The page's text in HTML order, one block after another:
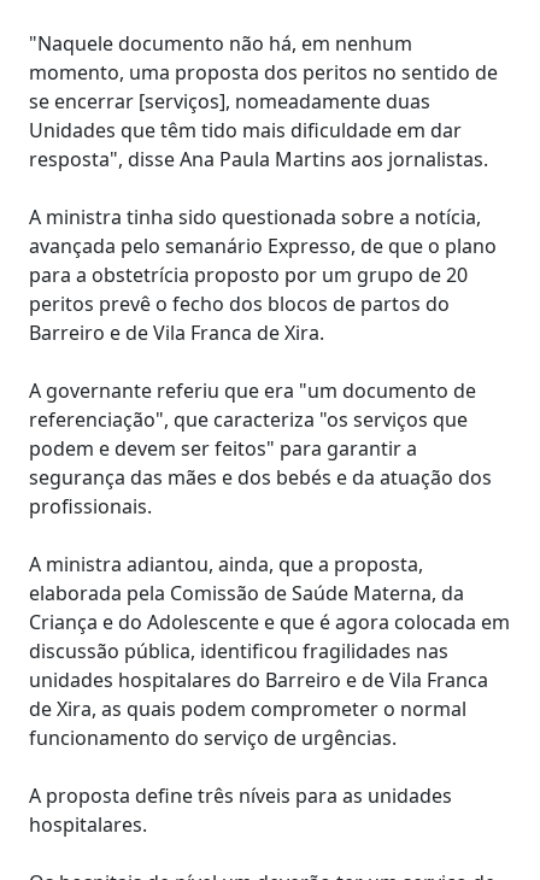
"Naquele documento não há, em nenhum
momento, uma proposta dos peritos no sentido de
se encerrar [serviços], nomeadamente duas
Unidades que têm tido mais dificuldade em dar
resposta", disse Ana Paula Martins aos jornalistas.
A ministra tinha sido questionada sobre a notícia,
avançada pelo semanário Expresso, de que o plano
para a obstetrícia proposto por um grupo de 20
peritos prevê o fecho dos blocos de partos do
Barreiro e de Vila Franca de Xira.
A governante referiu que era "um documento de
referenciação", que caracteriza "os serviços que
podem e devem ser feitos" para garantir a
segurança das mães e dos bebés e da atuação dos
profissionais.
A ministra adiantou, ainda, que a proposta,
elaborada pela Comissão de Saúde Materna, da
Criança e do Adolescente e que é agora colocada em
discussão pública, identificou fragilidades nas
unidades hospitalares do Barreiro e de Vila Franca
de Xira, as quais podem comprometer o normal
funcionamento do serviço de urgências.
A proposta define três níveis para as unidades
hospitalares.